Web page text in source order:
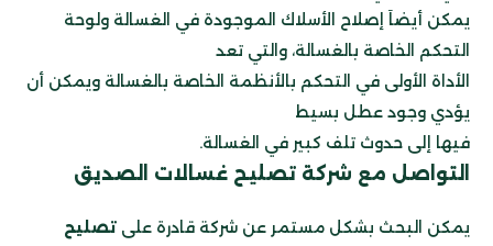
يمكن أيضاَ إصلاح الأسلاك الموجودة في الغسالة ولوحة
التحكم الخاصة بالغسالة، والتي تعد
الأداة الأولى في التحكم بالأنظمة الخاصة بالغسالة ويمكن أن
يؤدي وجود عطل بسيط
فيها إلى حدوث تلف كبير في الغسالة.
التواصل مع شركة تصليح غسالات الصديق
يمكن البحث بشكل مستمر عن شركة قادرة على تصليح